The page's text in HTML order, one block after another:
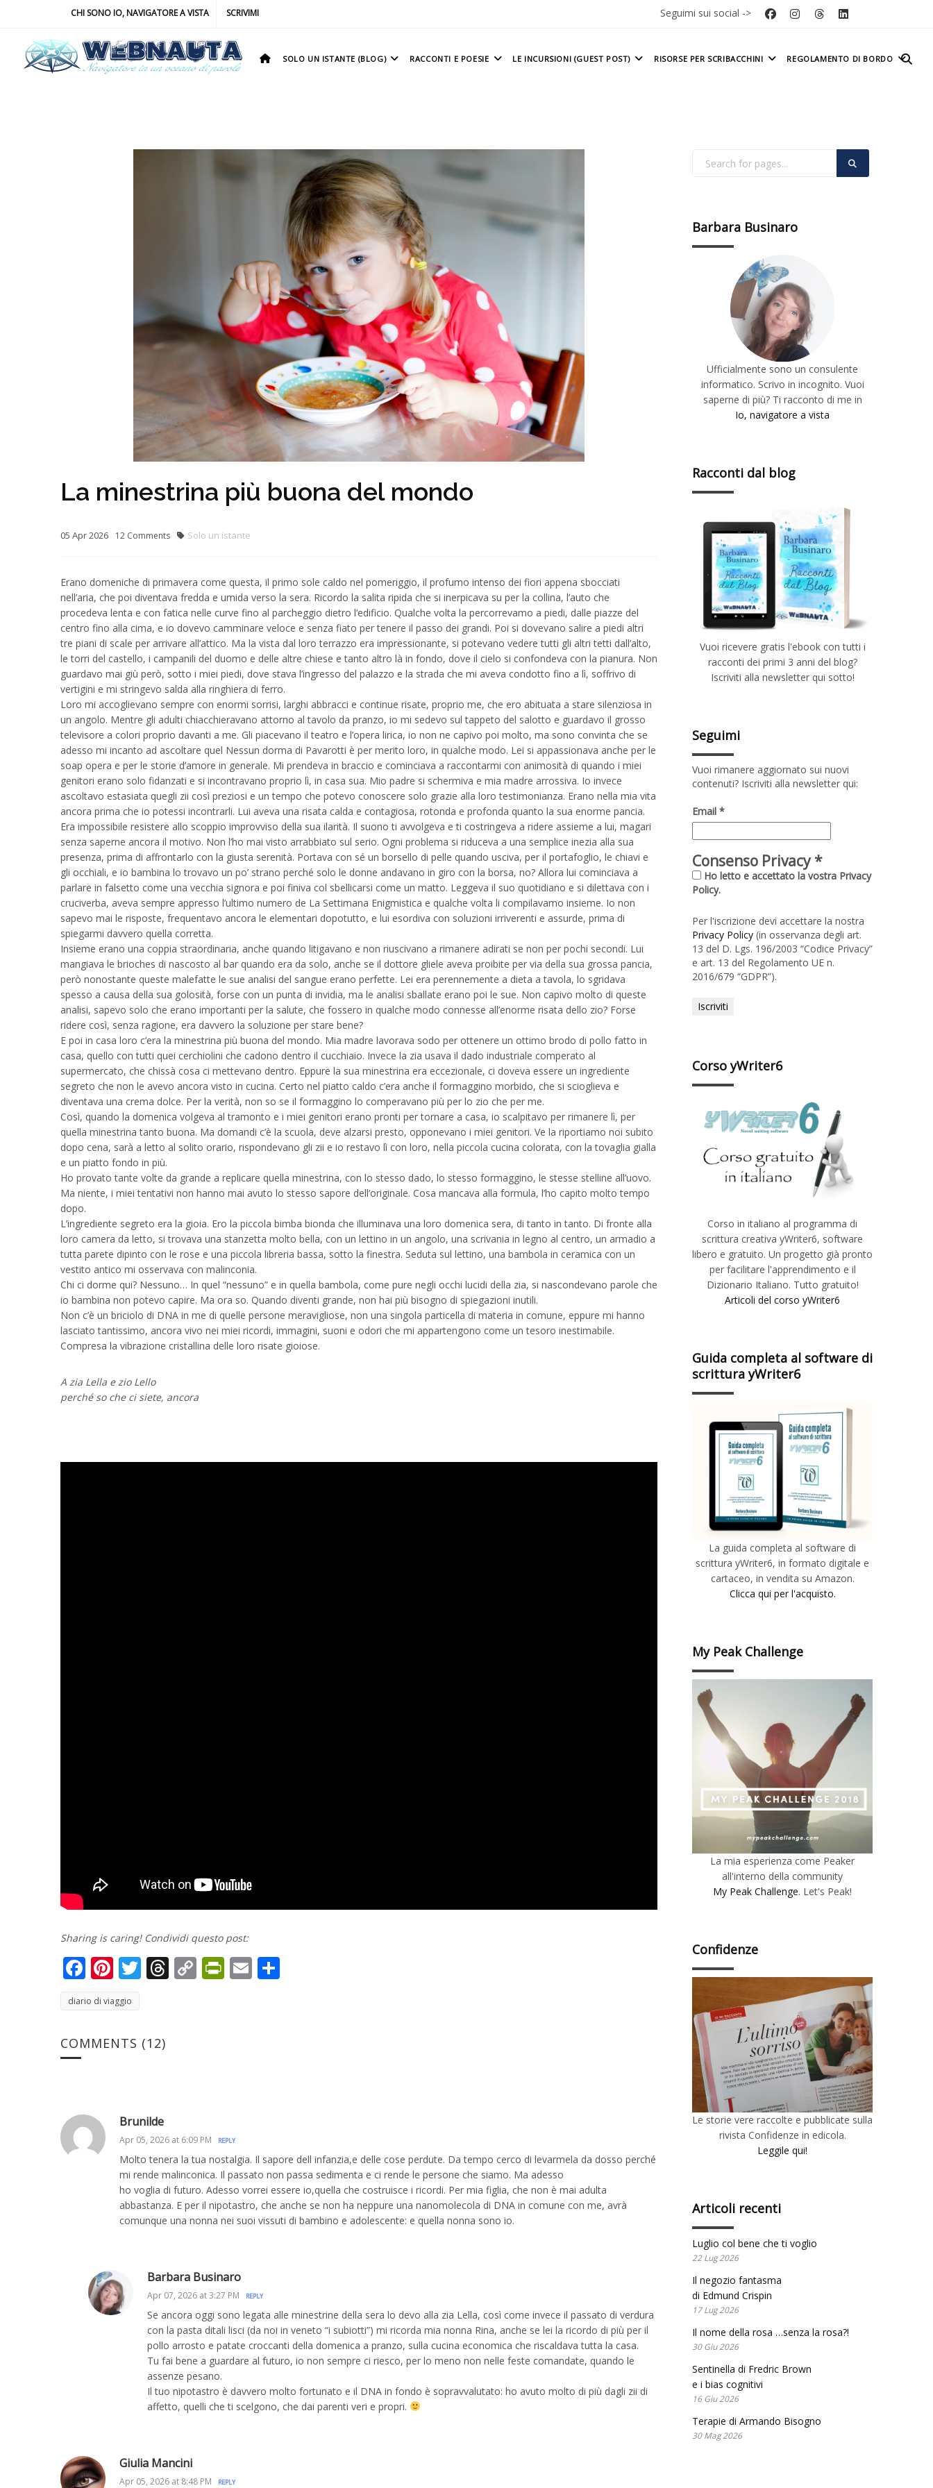
CHI SONO IO, NAVIGATORE A VISTA SCRIVIMI Seguimi sui social ->
SOLO UN ISTANTE (BLOG) RACCONTI E POESIE LE INCURSIONI (GUEST POST) RISORSE PER SCRIBACCHINI REGOLAMENTO DI BORDO
La minestrina più buona del mondo
05 Apr2026 12 Comments Solo un istante
Erano domeniche di primavera come questa, il primo sole caldo nel pomeriggio, il profumo intenso dei fiori appena sbocciati
nell’aria, che poi diventava fredda e umida verso la sera. Ricordo la salita ripida che si inerpicava su per la collina, l’auto che
procedeva lenta e con fatica nelle curve fino al parcheggio dietro l’edificio. Qualche volta la percorrevamo a piedi, dalle piazze del
centro fino alla cima, e io dovevo camminare veloce e senza fiato per tenere il passo dei grandi. Poi si dovevano salire a piedi altri
tre piani di scale per arrivare all’attico. Ma la vista dal loro terrazzo era impressionante, si potevano vedere tutti gli altri tetti dall’alto,
le torri del castello, i campanili del duomo e delle altre chiese e tanto altro là in fondo, dove il cielo si confondeva con la pianura. Non
guardavo mai giù però, sotto i miei piedi, dove stava l’ingresso del palazzo e la strada che mi aveva condotto fino a lì, soffrivo di
vertigini e mi stringevo salda alla ringhiera di ferro.
Loro mi accoglievano sempre con enormi sorrisi, larghi abbracci e continue risate, proprio me, che ero abituata a stare silenziosa in
un angolo. Mentre gli adulti chiacchieravano attorno al tavolo da pranzo, io mi sedevo sul tappeto del salotto e guardavo il grosso
televisore a colori proprio davanti a me. Gli piacevano il teatro e l’opera lirica, io non ne capivo poi molto, ma sono convinta che se
adesso mi incanto ad ascoltare quel Nessun dorma di Pavarotti è per merito loro, in qualche modo. Lei si appassionava anche per le
soap opera e per le storie d’amore in generale. Mi prendeva in braccio e cominciava a raccontarmi con animosità di quando i miei
genitori erano solo fidanzati e si incontravano proprio lì, in casa sua. Mio padre si schermiva e mia madre arrossiva. Io invece
ascoltavo estasiata quegli zii così preziosi e un tempo che potevo conoscere solo grazie alla loro testimonianza. Erano nella mia vita
ancora prima che io potessi incontrarli. Lui aveva una risata calda e contagiosa, rotonda e profonda quanto la sua enorme pancia.
Era impossibile resistere allo scoppio improvviso della sua ilarità. Il suono ti avvolgeva e ti costringeva a ridere assieme a lui, magari
senza saperne ancora il motivo. Non l’ho mai visto arrabbiato sul serio. Ogni problema si riduceva a una semplice inezia alla sua
presenza, prima di affrontarlo con la giusta serenità. Portava con sé un borsello di pelle quando usciva, per il portafoglio, le chiavi e
gli occhiali, e io bambina lo trovavo un po’ strano perché solo le donne andavano in giro con la borsa, no? Allora lui cominciava a
parlare in falsetto come una vecchia signora e poi finiva col sbellicarsi come un matto. Leggeva il suo quotidiano e si dilettava con i
cruciverba, aveva sempre appresso l’ultimo numero de La Settimana Enigmistica e qualche volta li compilavamo insieme. Io non
sapevo mai le risposte, frequentavo ancora le elementari dopotutto, e lui esordiva con soluzioni irriverenti e assurde, prima di
spiegarmi davvero quella corretta.
Insieme erano una coppia straordinaria, anche quando litigavano e non riuscivano a rimanere adirati se non per pochi secondi. Lui
mangiava le brioches di nascosto al bar quando era da solo, anche se il dottore gliele aveva proibite per via della sua grossa pancia,
però nonostante queste malefatte le sue analisi del sangue erano perfette. Lei era perennemente a dieta a tavola, lo sgridava
spesso a causa della sua golosità, forse con un punta di invidia, ma le analisi sballate erano poi le sue. Non capivo molto di queste
analisi, sapevo solo che erano importanti per la salute, che fossero in qualche modo connesse all’enorme risata dello zio? Forse
ridere così, senza ragione, era davvero la soluzione per stare bene?
E poi in casa loro c’era la minestrina più buona del mondo. Mia madre lavorava sodo per ottenere un ottimo brodo di pollo fatto in
casa, quello con tutti quei cerchiolini che cadono dentro il cucchiaio. Invece la zia usava il dado industriale comperato al
supermercato, che chissà cosa ci mettevano dentro. Eppure la sua minestrina era eccezionale, ci doveva essere un ingrediente
segreto che non le avevo ancora visto in cucina. Certo nel piatto caldo c’era anche il formaggino morbido, che si scioglieva e
diventava una crema dolce. Per la verità, non so se il formaggino lo comperavano più per lo zio che per me.
Così, quando la domenica volgeva al tramonto e i miei genitori erano pronti per tornare a casa, io scalpitavo per rimanere lì, per
quella minestrina tanto buona. Ma domandi c’è la scuola, deve alzarsi presto, opponevano i miei genitori. Ve la riportiamo noi subito
dopo cena, sarà a letto al solito orario, rispondevano gli zii e io restavo lì con loro, nella piccola cucina colorata, con la tovaglia gialla
e un piatto fondo in più.
Ho provato tante volte da grande a replicare quella minestrina, con lo stesso dado, lo stesso formaggino, le stesse stelline all’uovo.
Ma niente, i miei tentativi non hanno mai avuto lo stesso sapore dell’originale. Cosa mancava alla formula, l’ho capito molto tempo
dopo.
L’ingrediente segreto era la gioia. Ero la piccola bimba bionda che illuminava una loro domenica sera, di tanto in tanto. Di fronte alla
loro camera da letto, si trovava una stanzetta molto bella, con un lettino in un angolo, una scrivania in legno al centro, un armadio a
tutta parete dipinto con le rose e una piccola libreria bassa, sotto la finestra. Seduta sul lettino, una bambola in ceramica con un
vestito antico mi osservava con malinconia.
Chi ci dorme qui? Nessuno… In quel “nessuno” e in quella bambola, come pure negli occhi lucidi della zia, si nascondevano parole che
io bambina non potevo capire. Ma ora so. Quando diventi grande, non hai più bisogno di spiegazioni inutili.
Non c’è un briciolo di DNA in me di quelle persone meravigliose, non una singola particella di materia in comune, eppure mi hanno
lasciato tantissimo, ancora vivo nei miei ricordi, immagini, suoni e odori che mi appartengono come un tesoro inestimabile.
Compresa la vibrazione cristallina delle loro risate gioiose.
A zia Lella e zio Lello
perché so che ci siete, ancora
Sharing is caring! Condividi questo post:
Facebook
Pinterest
Twitter
Threads
CopyPrintFriendly
Email
diario di viaggio
COMMENTS (12)
Brunilde
Apr 05, 2026 at 6:09 PM REPLY
Molto tenera la tua nostalgia. Il sapore dell infanzia,e delle cose perdute. Da tempo cerco di levarmela da dosso perché
mi rende malinconica. Il passato non passa sedimenta e ci rende le persone che siamo. Ma adesso
ho voglia di futuro. Adesso vorrei essere io,quella che costruisce i ricordi. Per mia figlia, che non è mai adulta
abbastanza. E per il nipotastro, che anche se non ha neppure una nanomolecola di DNA in comune con me, avrà
comunque una nonna nei suoi vissuti di bambino e adolescente: e quella nonna sono io.
Barbara Businaro
Apr 07, 2026 at 3:27 PM REPLY
Se ancora oggi sono legata alle minestrine della sera lo devo alla zia Lella, così come invece il passato di verdura
con la pasta ditali lisci (da noi in veneto “i subiotti”) mi ricorda mia nonna Rina, anche se lei la ricordo di più per il
pollo arrosto e patate croccanti della domenica a pranzo, sulla cucina economica che riscaldava tutta la casa.
Tu fai bene a guardare al futuro, io non sempre ci riesco, per lo meno non nelle feste comandate, quando le
assenze pesano.
Il tuo nipotastro è davvero molto fortunato e il DNA in fondo è sopravvalutato: ho avuto molto di più dagli zii di
affetto, quelli che ti scelgono, che dai parenti veri e propri.
Giulia Mancini
Apr 05, 2026 at 8:48 PM REPLY
Barbara Businaro
Ufficialmente sono un consulente
informatico. Scrivo in incognito. Vuoi
saperne di più? Ti racconto di me in
Io, navigatore a vista
Racconti dal blog
Vuoi ricevere gratis l'ebook con tutti i
racconti dei primi 3 anni del blog?
Iscriviti alla newsletter qui sotto!
Seguimi
Vuoi rimanere aggiornato sui nuovi
contenuti? Iscriviti alla newsletter qui:
Email *
Consenso Privacy*
Ho letto e accettato la vostra Privacy
Policy.
Per l'iscrizione devi accettare la nostra
Privacy Policy (in osservanza degli art.
13 del D. Lgs. 196/2003 “Codice Privacy”
e art. 13 del Regolamento UE n.
2016/679 “GDPR”).
Corso yWriter6
Corso in italiano al programma di
scrittura creativa yWriter6, software
libero e gratuito. Un progetto già pronto
per facilitare l'apprendimento e il
Dizionario Italiano. Tutto gratuito!
Articoli del corso yWriter6
Guida completa al software di
scrittura yWriter6
La guida completa al software di
scrittura yWriter6, in formato digitale e
cartaceo, in vendita su Amazon.
Clicca qui per l'acquisto.
My Peak Challenge
La mia esperienza come Peaker
all'interno della community
My Peak Challenge. Let's Peak!
Confidenze
Le storie vere raccolte e pubblicate sulla
rivista Confidenze in edicola.
Leggile qui!
Articoli recenti
Luglio col bene che ti voglio
22 Lug 2026
Il negozio fantasma
di Edmund Crispin
17 Lug 2026
Il nome della rosa …senza la rosa?!
30 Giu 2026
Sentinella di Fredric Brown
e i bias cognitivi
16 Giu 2026
Terapie di Armando Bisogno
30 Mag 2026